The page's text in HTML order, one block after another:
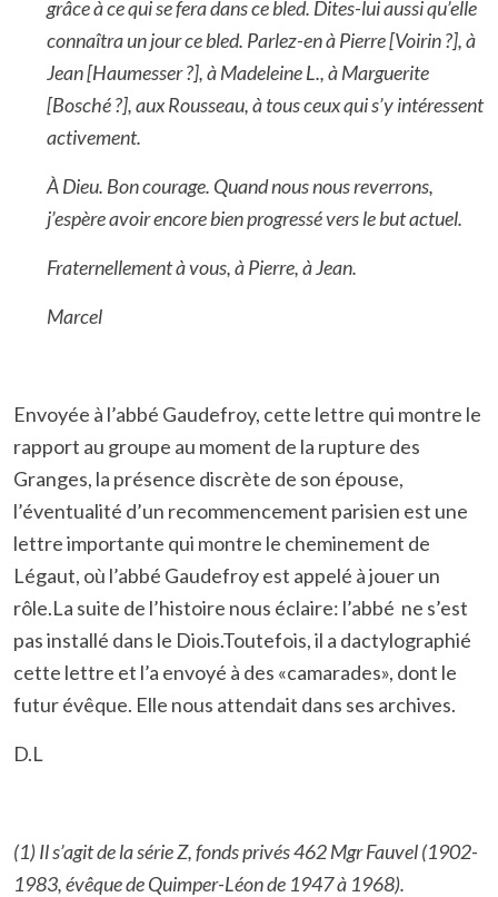
grâce à ce qui se fera dans ce bled. Dites-lui aussi qu’elle
connaîtra un jour ce bled. Parlez-en à Pierre [Voirin ?], à
Jean [Haumesser ?], à Madeleine L., à Marguerite
[Bosché ?], aux Rousseau, à tous ceux qui s’y intéressent
activement.
À Dieu. Bon courage. Quand nous nous reverrons,
j’espère avoir encore bien progressé vers le but actuel.
Fraternellement à vous, à Pierre, à Jean.
Marcel
Envoyée à l’abbé Gaudefroy, cette lettre qui montre le
rapport au groupe au moment de la rupture des
Granges, la présence discrète de son épouse,
l’éventualité d’un recommencement parisien est une
lettre importante qui montre le cheminement de
Légaut, où l’abbé Gaudefroy est appelé à jouer un
rôle.La suite de l’histoire nous éclaire: l’abbé ne s’est
pas installé dans le Diois.Toutefois, il a dactylographié
cette lettre et l’a envoyé à des «camarades», dont le
futur évêque. Elle nous attendait dans ses archives.
D.L
(1) Il s’agit de la série Z, fonds privés 462 Mgr Fauvel (1902-
1983, évêque de Quimper-Léon de 1947 à 1968).